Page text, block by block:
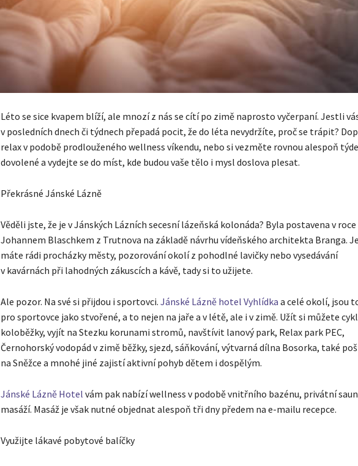
Léto se sice kvapem blíží, ale mnozí z nás se cítí po zimě naprosto vyčerpaní. Jestli
v posledních dnech či týdnech přepadá pocit, že do léta nevydržíte, proč se trápit?
relax v podobě prodlouženého wellness víkendu, nebo si vezměte rovnou alespoň
dovolené a vydejte se do míst, kde budou vaše tělo i mysl doslova plesat.
Překrásné Jánské Lázně
Věděli jste, že je v Jánských Lázních secesní lázeňská kolonáda? Byla postavena v roce
Johannem Blaschkem z Trutnova na základě návrhu vídeňského architekta Branga.
máte rádi procházky městy, pozorování okolí z pohodlné lavičky nebo vysedávání
v kavárnách při lahodných zákuscích a kávě, tady si to užijete.
Ale pozor. Na své si přijdou i sportovci.Jánské Lázně hotel Vyhlídka a celé okolí, jsou
pro sportovce jako stvořené, a to nejen na jaře a v létě, ale i v zimě. Užít si můžete
koloběžky, vyjít na Stezku korunami stromů, navštívit lanový park, Relax park PEC,
Černohorský vodopád v zimě běžky, sjezd, sáňkování, výtvarná dílna Bosorka, také
na Sněžce a mnohé jiné zajistí aktivní pohyb dětem i dospělým.
Jánské Lázně Hotel vám pak nabízí wellness v podobě vnitřního bazénu, privátní
masáží. Masáž je však nutné objednat alespoň tři dny předem na e-mailu recepce.
Využijte lákavé pobytové balíčky